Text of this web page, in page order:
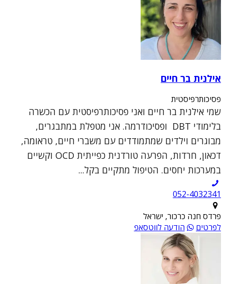
אילנית בר חיים
פסיכותרפיסטית
שמי אילנית בר חיים ואני פסיכותרפיסטית עם הכשרה
בלימודי DBT ופסיכודרמה. אני מטפלת במתבגרים,
מבוגרים וילדים שמתמודדים עם משברי חיים, טראומה,
דכאון, חרדות, הפרעה טורדנית כפייתית OCD וקשיים
במערכות יחסים. הטיפול מתקיים בקל...
052-4032341
פרדס חנה כרכור, ישראל
לפרטים
הודעה לווטסאפ